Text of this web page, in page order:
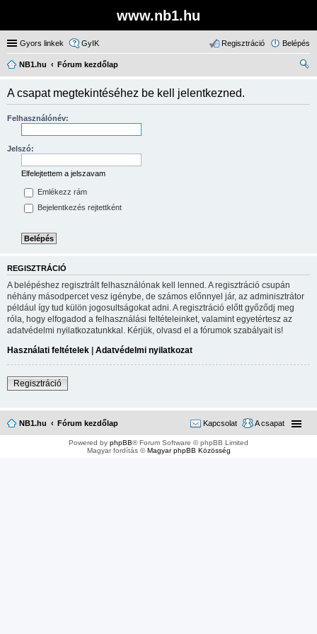
www.nb1.hu
Gyors linkek GyIK Belépés
Regisztráció
NB1.hu
Fórum kezdőlap
A csapat megtekintéséhez be kell jelentkezned.
Felhasználónév:
Jelszó:
Elfelejtettem a jelszavam
Emlékezz rám
Bejelentkezés rejtettként
REGISZTRÁCIÓ
A belépéshez regisztrált felhasználónak kell lenned. A regisztráció csupán
néhány másodpercet vesz igénybe, de számos előnnyel jár, az adminisztrátor
például így tud külön jogosultságokat adni. A regisztráció előtt győződj meg
róla, hogy elfogadod a felhasználási feltételeinket, valamint egyetértesz az
adatvédelmi nyilatkozatunkkal. Kérjük, olvasd el a fórumok szabályait is!
Használati feltételek | Adatvédelmi nyilatkozat
Regisztráció
NB1.hu Fórum kezdőlap A csapat
Kapcsolat
Powered by phpBB® Forum Software © phpBB Limited
Magyar fordítás ©Magyar phpBB Közösség